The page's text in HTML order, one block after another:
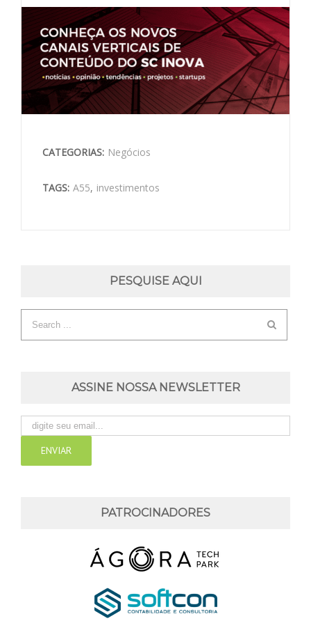
CATEGORIAS: Negócios
TAGS: A55, investimentos
PESQUISE AQUI
ASSINE NOSSA NEWSLETTER
PATROCINADORES